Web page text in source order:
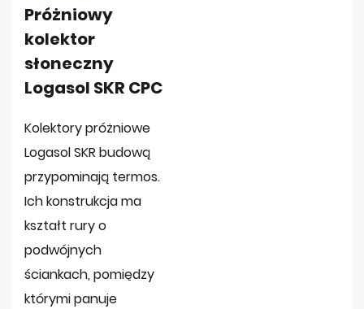
Próżniowy
kolektor
słoneczny
Logasol SKR CPC
Kolektory próżniowe
Logasol SKR budową
przypominają termos.
Ich konstrukcja ma
kształt rury o
podwójnych
ściankach, pomiędzy
którymi panuje